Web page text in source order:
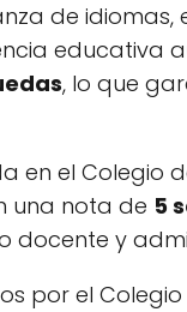
de
educativa
, lo que
en el Colegio
una nota de 5
docente y
por el